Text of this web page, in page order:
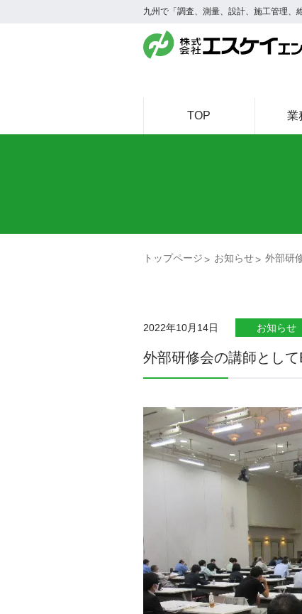
九州で「調査、測量、設計、施工管理、
TOP 業
トップページ お知らせ 外部研
2022年10月14日 お知らせ
外部研修会の講師とし